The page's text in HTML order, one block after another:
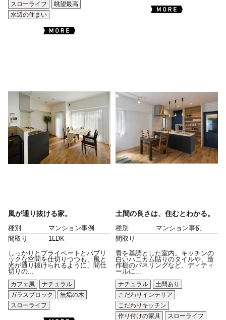
スローライフ
眺望最高
水辺の住まい
風が通り抜ける家。
種別
マンション事例
間取り
1LDK
しっかりとプライベートとパブリ
ックな空間を仕切りつつも、風と
光が通り抜けられるように、間仕
切りの...
カフェ風
ナチュラル
ガラスブロック
無垢の木
スローライフ
土間の良さは、住むとわかる。
種別
マンション事例
間取り
青を基調とした室内。キッチンの
白いハニカム貼りのタイルや、造
作棚のパネリングなど、ディティ
ールに...
ナチュラル
土間あり
こだわりインテリア
こだわりキッチン
作り付けの家具
スローライフ